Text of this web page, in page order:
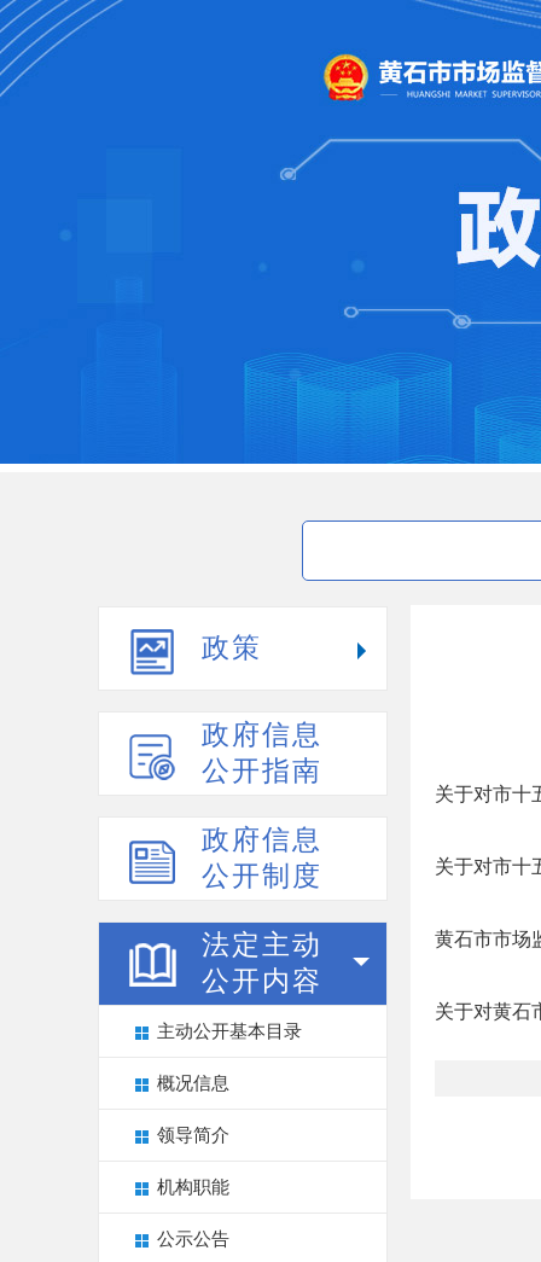
政策
政府信息
公开指南
政府信息
公开制度
法定主动
公开内容
主动公开基本目录
概况信息
领导简介
机构职能
公示公告
关于对市十
关于对市十
黄石市市场
关于对黄石